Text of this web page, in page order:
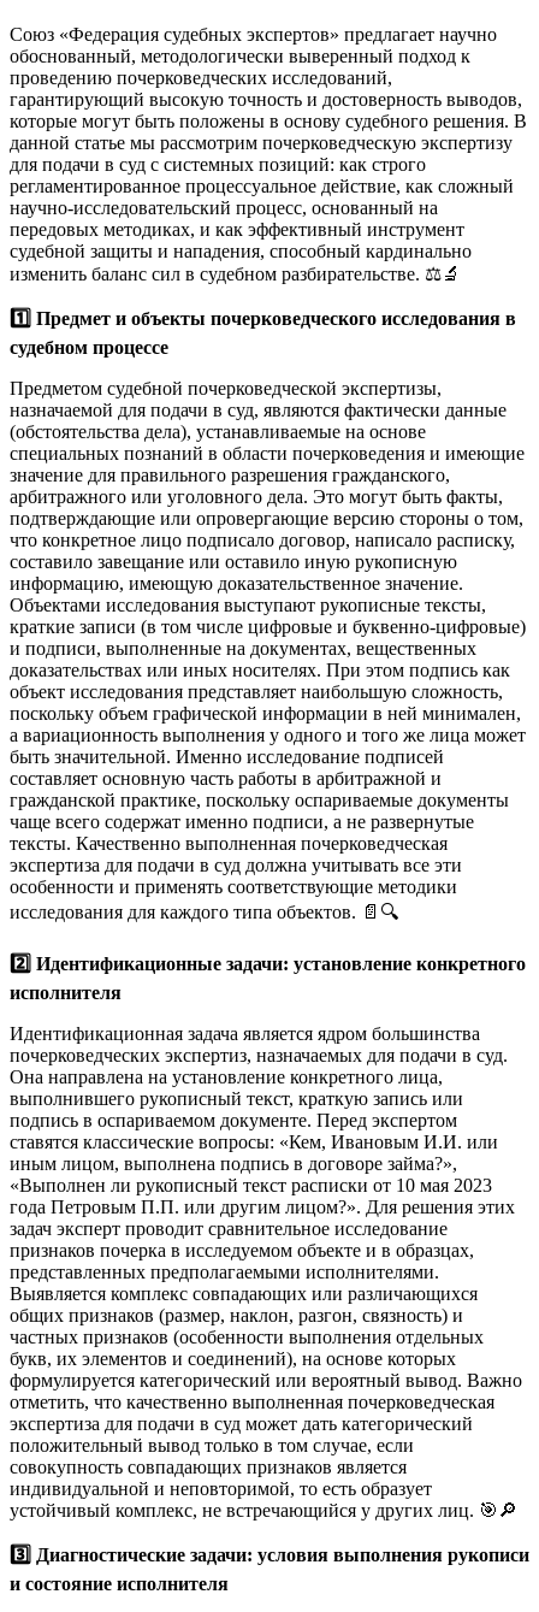
Союз «Федерация судебных экспертов» предлагает научно
обоснованный, методологически выверенный подход к
проведению почерковедческих исследований,
гарантирующий высокую точность и достоверность выводов,
которые могут быть положены в основу судебного решения. В
данной статье мы рассмотрим почерковедческую экспертизу
для подачи в суд с системных позиций: как строго
регламентированное процессуальное действие, как сложный
научно-исследовательский процесс, основанный на
передовых методиках, и как эффективный инструмент
судебной защиты и нападения, способный кардинально
изменить баланс сил в судебном разбирательстве. ⚖️🔬
1️⃣ Предмет и объекты почерковедческого исследования в
судебном процессе
Предметом судебной почерковедческой экспертизы,
назначаемой для подачи в суд, являются фактически данные
(обстоятельства дела), устанавливаемые на основе
специальных познаний в области почерковедения и имеющие
значение для правильного разрешения гражданского,
арбитражного или уголовного дела. Это могут быть факты,
подтверждающие или опровергающие версию стороны о том,
что конкретное лицо подписало договор, написало расписку,
составило завещание или оставило иную рукописную
информацию, имеющую доказательственное значение.
Объектами исследования выступают рукописные тексты,
краткие записи (в том числе цифровые и буквенно-цифровые)
и подписи, выполненные на документах, вещественных
доказательствах или иных носителях. При этом подпись как
объект исследования представляет наибольшую сложность,
поскольку объем графической информации в ней минимален,
а вариационность выполнения у одного и того же лица может
быть значительной. Именно исследование подписей
составляет основную часть работы в арбитражной и
гражданской практике, поскольку оспариваемые документы
чаще всего содержат именно подписи, а не развернутые
тексты. Качественно выполненная почерковедческая
экспертиза для подачи в суд должна учитывать все эти
особенности и применять соответствующие методики
исследования для каждого типа объектов. 📄🔍
2️⃣ Идентификационные задачи: установление конкретного
исполнителя
Идентификационная задача является ядром большинства
почерковедческих экспертиз, назначаемых для подачи в суд.
Она направлена на установление конкретного лица,
выполнившего рукописный текст, краткую запись или
подпись в оспариваемом документе. Перед экспертом
ставятся классические вопросы: «Кем, Ивановым И.И. или
иным лицом, выполнена подпись в договоре займа?»,
«Выполнен ли рукописный текст расписки от 10 мая 2023
года Петровым П.П. или другим лицом?». Для решения этих
задач эксперт проводит сравнительное исследование
признаков почерка в исследуемом объекте и в образцах,
представленных предполагаемыми исполнителями.
Выявляется комплекс совпадающих или различающихся
общих признаков (размер, наклон, разгон, связность) и
частных признаков (особенности выполнения отдельных
букв, их элементов и соединений), на основе которых
формулируется категорический или вероятный вывод. Важно
отметить, что качественно выполненная почерковедческая
экспертиза для подачи в суд может дать категорический
положительный вывод только в том случае, если
совокупность совпадающих признаков является
индивидуальной и неповторимой, то есть образует
устойчивый комплекс, не встречающийся у других лиц. 🎯🔎
3️⃣ Диагностические задачи: условия выполнения рукописи
и состояние исполнителя